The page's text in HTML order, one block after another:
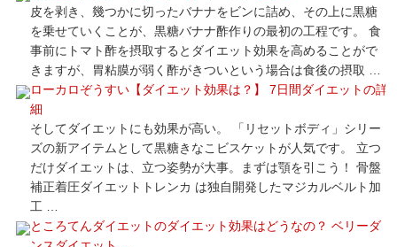
皮を剥き、幾つかに切ったバナナをビンに詰め、その上に黒糖
を乗せていくことが、黒糖バナナ酢作りの最初の工程です。 食
事前にトマト酢を摂取するとダイエット効果を高めることがで
きますが、胃粘膜が弱く酢がきついという場合は食後の摂取 …
ローカロぞうすい【ダイエット効果は？】 7日間ダイエットの詳
細
そしてダイエットにも効果が高い。 「リセットボディ」シリー
ズの新アイテムとして黒糖きなこビスケットが人気です。 立つ
だけダイエットは、立つ姿勢が大事。まずは顎を引こう！ 骨盤
補正着圧ダイエットトレンカ は独自開発したマジカルベルト加
工 …
ところてんダイエットのダイエット効果はどうなの？ ベリーダ